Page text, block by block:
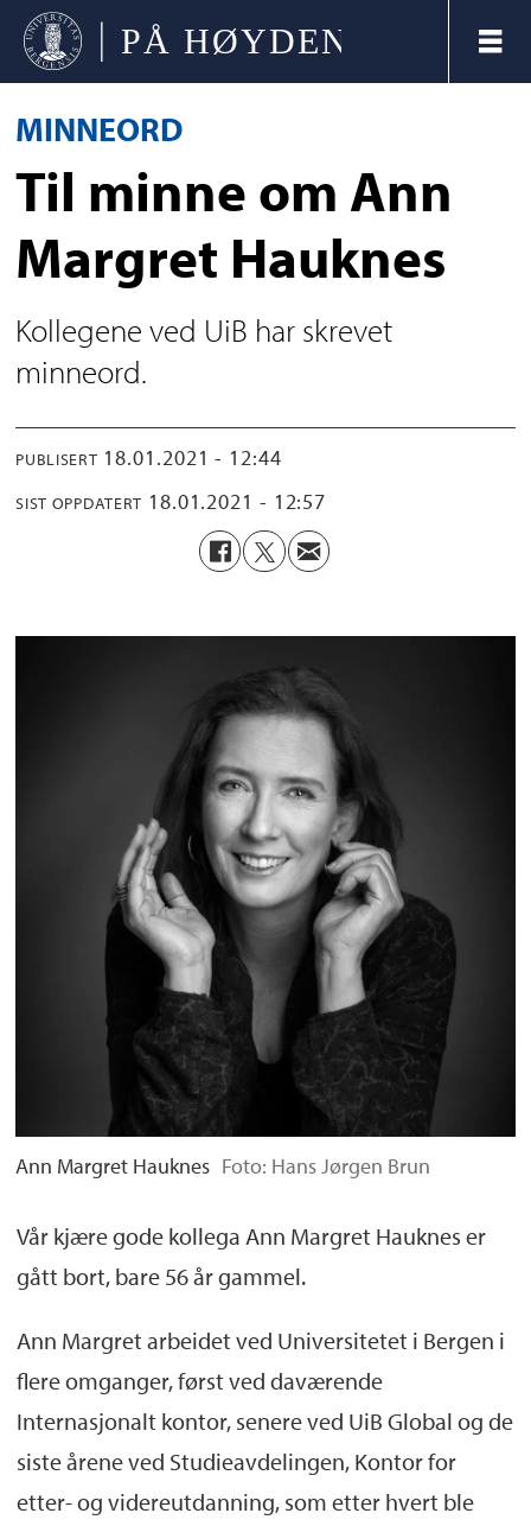
MINNEORD
Til minne om Ann
Margret Hauknes
Kollegene ved UiB har skrevet
minneord.
PUBLISERT 18.01.2021 - 12:44
SIST OPPDATERT 18.01.2021 - 12:57
Ann Margret Hauknes Foto: Hans Jørgen Brun
Vår kjære gode kollega Ann Margret Hauknes er
gått bort, bare 56 år gammel.
Ann Margret arbeidet ved Universitetet i Bergen i
flere omganger, først ved daværende
Internasjonalt kontor, senere ved UiB Global og de
siste årene ved Studieavdelingen, Kontor for
etter- og videreutdanning, som etter hvert ble